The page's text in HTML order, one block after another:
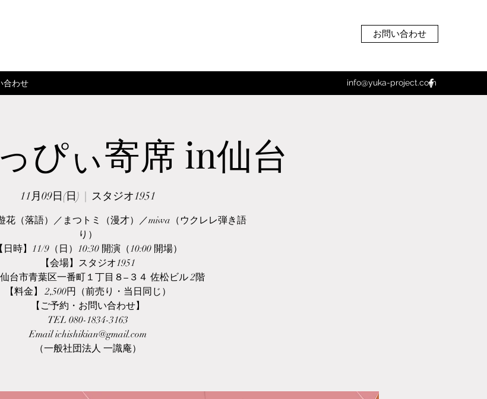
お問い合わせ
合わせ info@yuka-project.com
ぴぃ寄席 in仙台
11月09日(日) スタジオ1951
花（落語）／まつトミ（漫才）／miwa（ウクレレ弾き語
り）
【日時】11/9（日）10:30 開演（10:00 開場）
【会場】スタジオ1951
台市青葉区一番町１丁目８−３４ 佐松ビル 2階
【料金】 2,500円（前売り・当日同じ）
【ご予約・お問い合わせ】
TEL 080-1834-3163
Email ichishikian@gmail.com
（一般社団法人 一識庵）